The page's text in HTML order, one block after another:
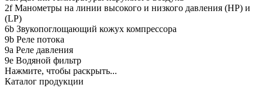
2f Манометры на линии высокого и низкого давления (HP) и
(LP)
6b Звукопоглощающий кожух компрессора
9b Реле потока
9a Реле давления
9e Водяной фильтр
Нажмите, чтобы раскрыть...
Каталог продукции